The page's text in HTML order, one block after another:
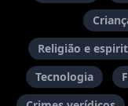
Religião e
Tecnologia